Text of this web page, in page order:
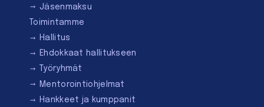
Jäsenmaksu
Toimintamme
Hallitus
Ehdokkaat hallitukseen
Työryhmät
Mentorointi­ohjelmat
Hankkeet ja kumppanit